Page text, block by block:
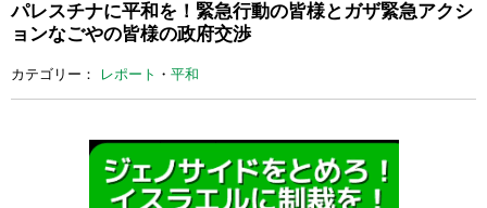
パレスチナに平和を！緊急行動の皆様とガザ緊急アクシ
ョンなごやの皆様の政府交渉
カテゴリー： レポート ・ 平和